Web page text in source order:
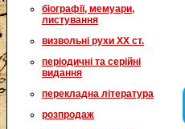
біографії, мемуари,
листування
визвольні рухи XX ст.
періодичні та серійні
видання
перекладна література
розпродаж